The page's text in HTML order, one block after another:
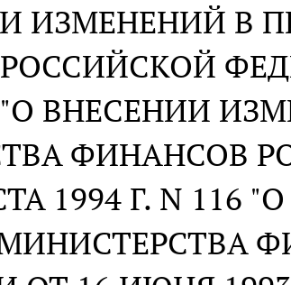
ИЗМЕНЕНИЙ В
"О ВНЕСЕНИИ
ФИНАНСОВ
1994 Г. N